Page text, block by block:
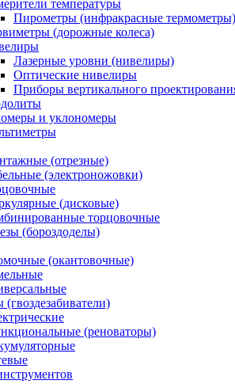
температуры
Пирометры (инфракрасные термометры)
(дорожные колеса)
Лазерные уровни (нивелиры)
Оптические нивелиры
Приборы вертикального
и уклономеры
(отрезные)
(электроножовки)
(дисковые)
торцовочные
(бороздоделы)
(окантовочные)
(реноваторы)